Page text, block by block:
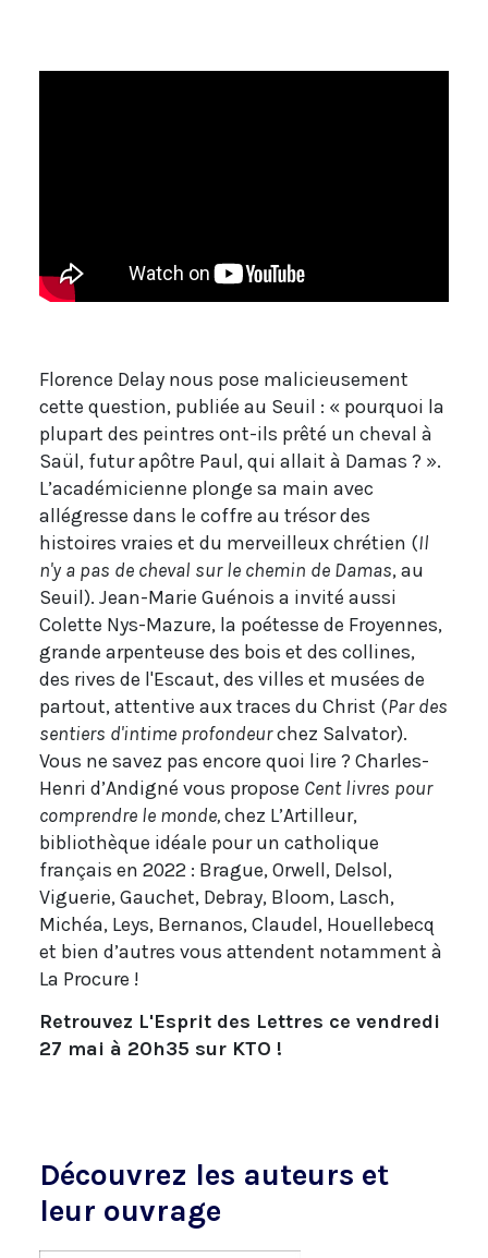
Florence Delay nous pose malicieusement
cette question, publiée au Seuil : « pourquoi la
plupart des peintres ont-ils prêté un cheval à
Saül, futur apôtre Paul, qui allait à Damas ? ».
L’académicienne plonge sa main avec
allégresse dans le coffre au trésor des
histoires vraies et du merveilleux chrétien (Il
n'y a pas de cheval sur le chemin de Damas, au
Seuil). Jean-Marie Guénois a invité aussi
Colette Nys-Mazure, la poétesse de Froyennes,
grande arpenteuse des bois et des collines,
des rives de l'Escaut, des villes et musées de
partout, attentive aux traces du Christ (Par des
sentiers d'intime profondeurchez Salvator).
Vous ne savez pas encore quoi lire ? Charles-
Henri d’Andigné vous propose Cent livres pour
comprendre le monde,chez L’Artilleur,
bibliothèque idéale pour un catholique
français en 2022 : Brague, Orwell, Delsol,
Viguerie, Gauchet, Debray, Bloom, Lasch,
Michéa, Leys, Bernanos, Claudel, Houellebecq
et bien d’autres vous attendent notamment à
La Procure !
Retrouvez L'Esprit des Lettres ce vendredi
27 mai à 20h35 sur KTO !
Découvrez les auteurs et
leur ouvrage